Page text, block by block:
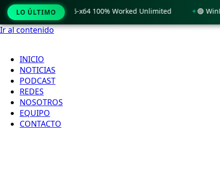
Ir al contenido
INICIO
NOTICIAS
PODCAST
REDES
NOSOTROS
EQUIPO
CONTACTO
LO ÚLTIMO
11 x86-x64 100% Worked Unlimited 🟢 WinRAR